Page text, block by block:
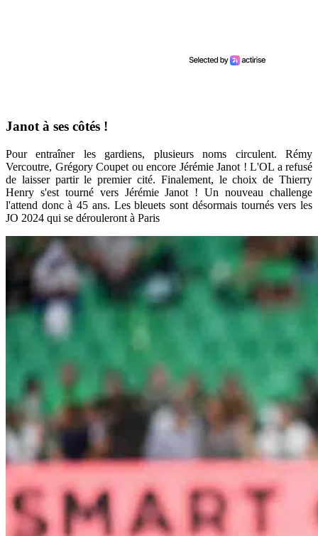
Janot à ses côtés !
Pour entraîner les gardiens, plusieurs noms circulent. Rémy
Vercoutre, Grégory Coupet ou encore Jérémie Janot ! L'OL a refusé
de laisser partir le premier cité. Finalement, le choix de Thierry
Henry s'est tourné vers Jérémie Janot ! Un nouveau challenge
l'attend donc à 45 ans. Les bleuets sont désormais tournés vers les
JO 2024 qui se dérouleront à Paris